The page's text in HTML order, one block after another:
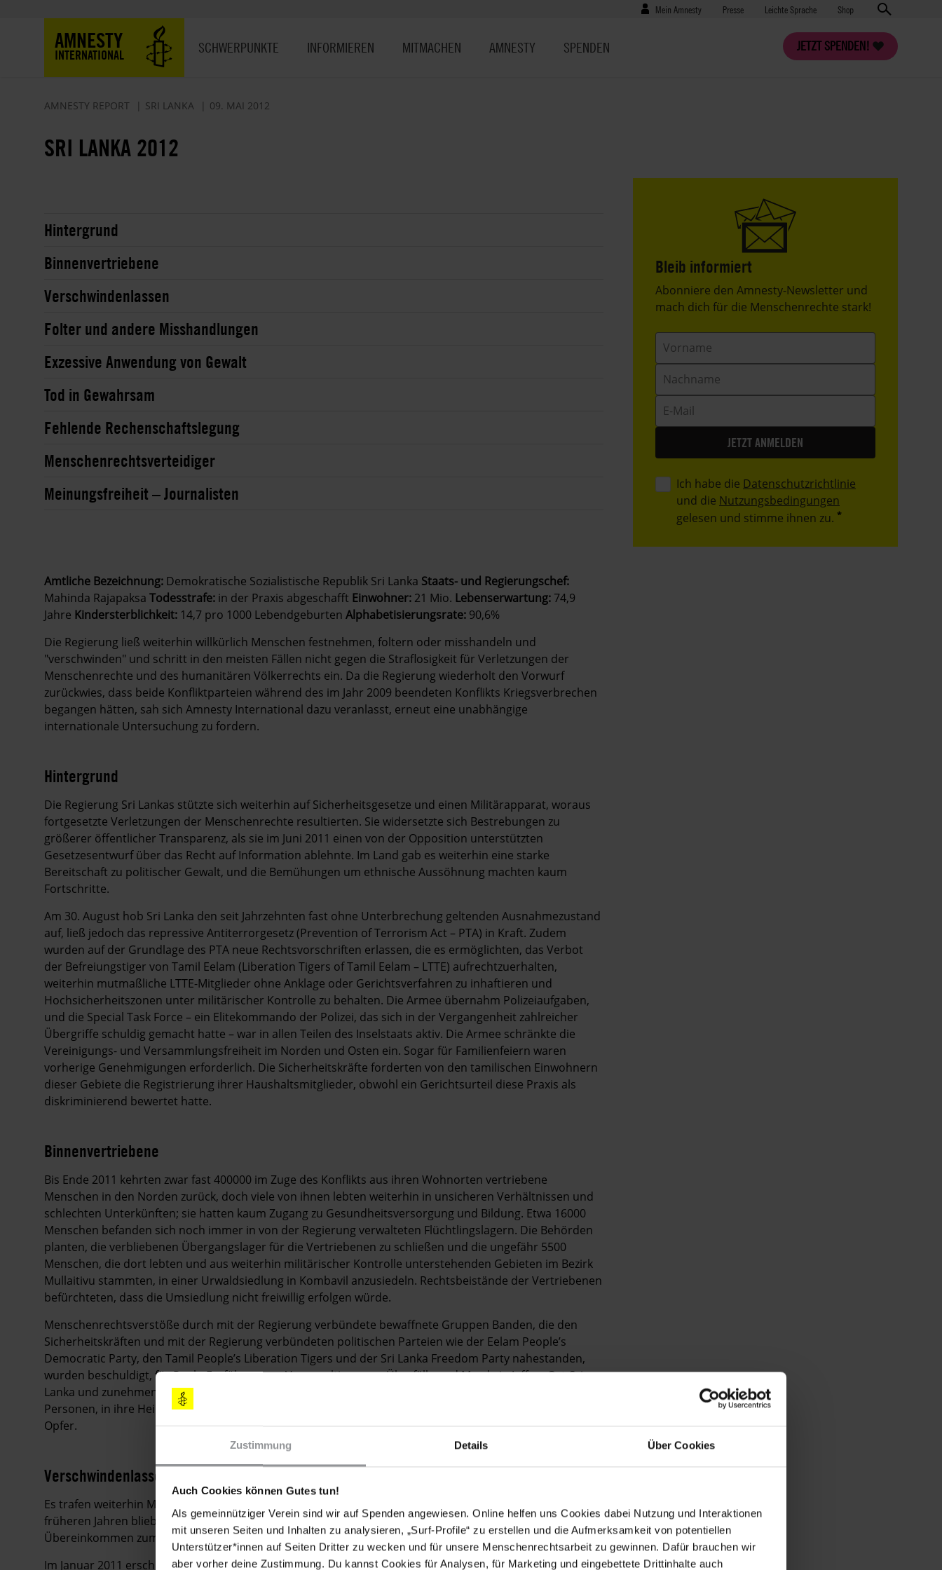
Zustimmung Details Über Cookies
Auch Cookies können Gutes tun!
Als gemeinnütziger Verein sind wir auf Spenden angewiesen. Online helfen uns Cookies dabei Nutzung und Interaktionen
mit unseren Seiten und Inhalten zu analysieren, „Surf-Profile“ zu erstellen und die Aufmerksamkeit von potentiellen
Unterstützer*innen auf Seiten Dritter zu wecken und für unsere Menschenrechtsarbeit zu gewinnen. Dafür brauchen wir
aber vorher deine Zustimmung. Du kannst Cookies für Analysen, für Marketing und eingebettete Drittinhalte auch
Benutzermenü
Mein Amnesty Presse
Presse Leichte Sprache Shop
AMNESTY
INTERNATIONAL
JETZT SPENDEN!
SCHWERPUNKTE INFORMIEREN MITMACHEN AMNESTY SPENDEN
AMNESTY REPORT SRI LANKA 09. MAI 2012
SRI LANKA 2012
Hintergrund
Binnenvertriebene
Verschwindenlassen
Folter und andere Misshandlungen
Exzessive Anwendung von Gewalt
Tod in Gewahrsam
Fehlende Rechenschaftslegung
Menschenrechtsverteidiger
Meinungsfreiheit – Journalisten
Amtliche Bezeichnung: Demokratische Sozialistische Republik Sri Lanka Staats- und Regierungschef:
Mahinda Rajapaksa Todesstrafe: in der Praxis abgeschafft Einwohner: 21 Mio. Lebenserwartung: 74,9
Jahre Kindersterblichkeit: 14,7 pro 1000 Lebendgeburten Alphabetisierungsrate: 90,6%
Die Regierung ließ weiterhin willkürlich Menschen festnehmen, foltern oder misshandeln und
"verschwinden" und schritt in den meisten Fällen nicht gegen die Straflosigkeit für Verletzungen der
Menschenrechte und des humanitären Völkerrechts ein. Da die Regierung wiederholt den Vorwurf
zurückwies, dass beide Konfliktparteien während des im Jahr 2009 beendeten Konflikts Kriegsverbrechen
begangen hätten, sah sich Amnesty International dazu veranlasst, erneut eine unabhängige
internationale Untersuchung zu fordern.
Hintergrund
Die Regierung Sri Lankas stützte sich weiterhin auf Sicherheitsgesetze und einen Militärapparat, woraus
fortgesetzte Verletzungen der Menschenrechte resultierten. Sie widersetzte sich Bestrebungen zu
größerer öffentlicher Transparenz, als sie im Juni 2011 einen von der Opposition unterstützten
Gesetzesentwurf über das Recht auf Information ablehnte. Im Land gab es weiterhin eine starke
Bereitschaft zu politischer Gewalt, und die Bemühungen um ethnische Aussöhnung machten kaum
Fortschritte.
Am 30. August hob Sri Lanka den seit Jahrzehnten fast ohne Unterbrechung geltenden Ausnahmezustand
auf, ließ jedoch das repressive Antiterrorgesetz (Prevention of Terrorism Act – PTA) in Kraft. Zudem
wurden auf der Grundlage des PTA neue Rechtsvorschriften erlassen, die es ermöglichten, das Verbot
der Befreiungstiger von Tamil Eelam (Liberation Tigers of Tamil Eelam – LTTE) aufrechtzuerhalten,
weiterhin mutmaßliche LTTE-Mitglieder ohne Anklage oder Gerichtsverfahren zu inhaftieren und
Hochsicherheitszonen unter militärischer Kontrolle zu behalten. Die Armee übernahm Polizeiaufgaben,
und die Special Task Force – ein Elitekommando der Polizei, das sich in der Vergangenheit zahlreicher
Übergriffe schuldig gemacht hatte – war in allen Teilen des Inselstaats aktiv. Die Armee schränkte die
Vereinigungs- und Versammlungsfreiheit im Norden und Osten ein. Sogar für Familienfeiern waren
vorherige Genehmigungen erforderlich. Die Sicherheitskräfte forderten von den tamilischen Einwohnern
dieser Gebiete die Registrierung ihrer Haushaltsmitglieder, obwohl ein Gerichtsurteil diese Praxis als
diskriminierend bewertet hatte.
Binnenvertriebene
Bis Ende 2011 kehrten zwar fast 400000 im Zuge des Konflikts aus ihren Wohnorten vertriebene
Menschen in den Norden zurück, doch viele von ihnen lebten weiterhin in unsicheren Verhältnissen und
schlechten Unterkünften; sie hatten kaum Zugang zu Gesundheitsversorgung und Bildung. Etwa 16000
Menschen befanden sich noch immer in von der Regierung verwalteten Flüchtlingslagern. Die Behörden
planten, die verbliebenen Übergangslager für die Vertriebenen zu schließen und die ungefähr 5500
Menschen, die dort lebten und aus weiterhin militärischer Kontrolle unterstehenden Gebieten im Bezirk
Mullaitivu stammten, in einer Urwaldsiedlung in Kombavil anzusiedeln. Rechtsbeistände der Vertriebenen
befürchteten, dass die Umsiedlung nicht freiwillig erfolgen würde.
Menschenrechtsverstöße durch mit der Regierung verbündete bewaffnete Gruppen Banden, die den
Sicherheitskräften und mit der Regierung verbündeten politischen Parteien wie der Eelam People’s
Democratic Party, den Tamil People’s Liberation Tigers und der Sri Lanka Freedom Party nahestanden,
wurden beschuldigt, für Raub, Entführungen, Vergewaltigungen, Überfälle und Morde in Jaffna, Ost-Sri-
Lanka und zunehmend auch in anderen Landesteilen verantwortlich zu sein. Politisch engagierte
Personen, in ihre Heimatorte zurückkehrende Vertriebene und ehemalige LTTE-Mitglieder waren die
Opfer.
Verschwindenlassen
Es trafen weiterhin Meldungen über das Verschwindenlassen von Personen ein, und Tausende Fälle aus
früheren Jahren blieben unaufgeklärt. Die Regierung unterließ es weiterhin, das Internationale
Übereinkommen zum Schutz aller Personen vor dem Verschwindenlassen zu ratifizieren.
Im Januar 2011 erschienen Augenzeugen vor der Ad-hoc-Untersuchungskommission zur Auswertung
Bleib informiert
Header
Text
Abonniere den Amnesty-Newsletter und
mach dich für die Menschenrechte stark!
Vorname
Nachname
E-
Mail
Ich habe die Datenschutzrichtlinie
und die Nutzungsbedingungen
gelesen und stimme ihnen zu.